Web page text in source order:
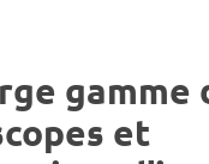
gamme
et